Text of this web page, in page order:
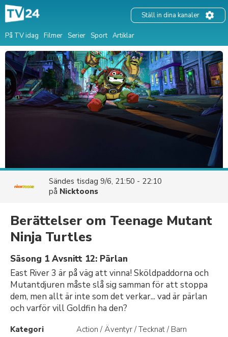
På TV idag Filmer Serier Sport Artiklar
Ställ in dina kanaler
Sändes tisdag 9/6, 21:50 - 22:10
på Nicktoons
Berättelser om Teenage Mutant
Ninja Turtles
Säsong 1 Avsnitt 12: Pärlan
East River 3 är på väg att vinna! Sköldpaddorna och
Mutantdjuren måste slå sig samman för att stoppa
dem, men allt är inte som det verkar... vad är pärlan
och varför vill Goldfin ha den?
Kategori
Action / Äventyr / Tecknat / Barn